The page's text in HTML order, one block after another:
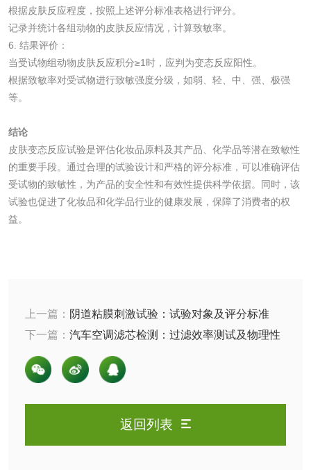
根据皮肤反应程度，按照上述评分标准表格进行评分。
记录并统计各组动物的皮肤反应情况，计算致敏率。
6. 结果评价：
当受试物组动物皮肤反应积分≥1时，应判为变态反应阳性。
根据致敏率对受试物进行致敏强度分级，如弱、轻、中、强、极强
等。
结论
皮肤变态反应试验是评估化妆品原料及其产品、化学品等潜在致敏性
的重要手段。通过合理的试验设计和严格的评分标准，可以准确评估
受试物的致敏性，为产品的安全性和有效性提供科学依据。同时，该
试验也促进了化妆品和化学品行业的健康发展，保障了消费者的权
益。
上一篇： 阴道粘膜刺激试验：试验对象及评分标准
下一篇： 汽车空调滤芯检测：过滤效率测试及物理性
能测试
返回列表
测
检测
木质净水用活性炭
肥料检测 微生物肥料检测
化肥检测 微生物菌剂检测
化工试剂
乳酸钠检测